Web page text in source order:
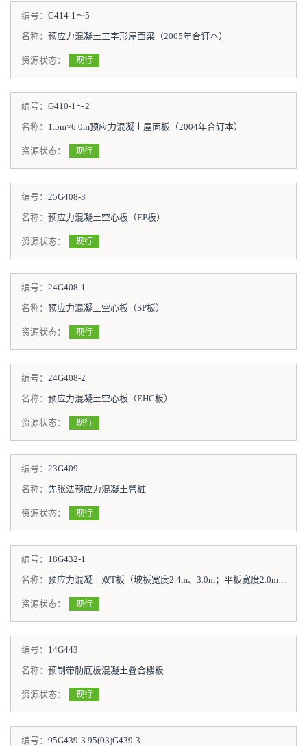
编号： G414-1～5
名称： 预应力混凝土工字形屋面梁（2005年合订本）
资源状态： 现行
编号： G410-1～2
名称： 1.5m×6.0m预应力混凝土屋面板（2004年合订本）
资源状态： 现行
编号： 25G408-3
名称： 预应力混凝土空心板（EP板）
资源状态： 现行
编号： 24G408-1
名称： 预应力混凝土空心板（SP板）
资源状态： 现行
编号： 24G408-2
名称： 预应力混凝土空心板（EHC板）
资源状态： 现行
编号： 23G409
名称： 先张法预应力混凝土管桩
资源状态： 现行
编号： 18G432-1
名称： 预应力混凝土双T板（坡板宽度2.4m、3.0m；平板宽度2.0m、2.4m、3.0m）
资源状态： 现行
编号： 14G443
名称： 预制带肋底板混凝土叠合楼板
资源状态： 现行
编号： 95G439-3 95(03)G439-3